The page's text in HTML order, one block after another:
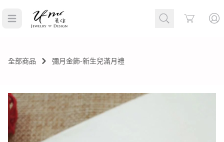
Cart
全部商品 彌月金飾-新生兒滿月禮